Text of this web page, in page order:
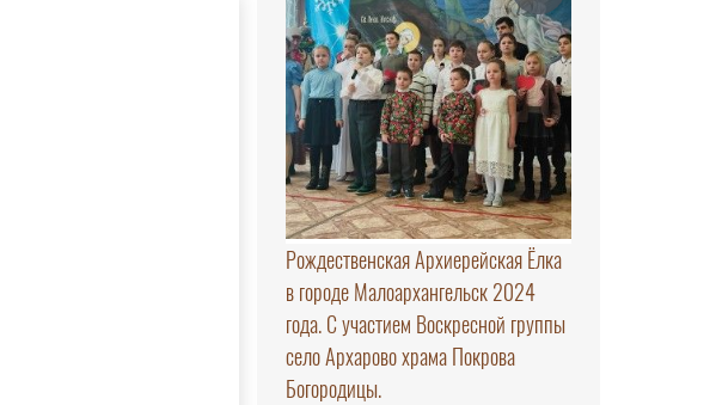
Рождественская Архиерейская Ёлка
в городе Малоархангельск 2024
года. С участием Воскресной группы
село Архарово храма Покрова
Богородицы.